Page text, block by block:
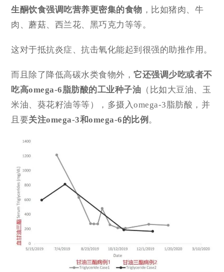
生酮饮食强调吃营养更密集的食物 ，比如猪肉、牛
肉、蘑菇、西兰花、黑巧克力等等。
这对于抵抗炎症、抗击氧化能起到很强的助推作用。
而且除了降低高碳水类食物外，它还强调少吃或者不
吃高omega-6脂肪酸的工业种子油 （比如大豆油、玉
米油、葵花籽油等等），多摄入omega-3脂肪酸，并
且要关注omega-3和omega-6的比例 。